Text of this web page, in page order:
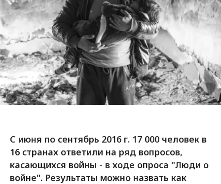
С июня по сентябрь 2016 г. 17 000 человек в
16 странах ответили на ряд вопросов,
касающихся войны - в ходе опроса "Люди о
войне". Результаты можно назвать как